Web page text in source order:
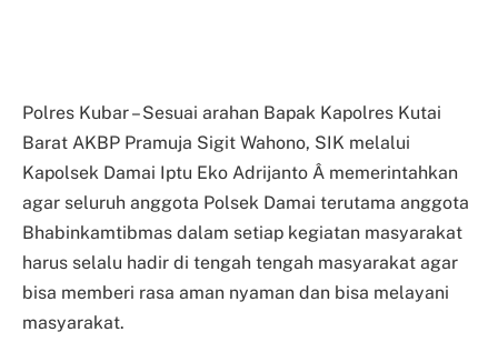
Polres Kubar – Sesuai arahan Bapak Kapolres Kutai
Barat AKBP Pramuja Sigit Wahono, SIK melalui
Kapolsek Damai Iptu Eko Adrijanto Â memerintahkan
agar seluruh anggota Polsek Damai terutama anggota
Bhabinkamtibmas dalam setiap kegiatan masyarakat
harus selalu hadir di tengah tengah masyarakat agar
bisa memberi rasa aman nyaman dan bisa melayani
masyarakat.